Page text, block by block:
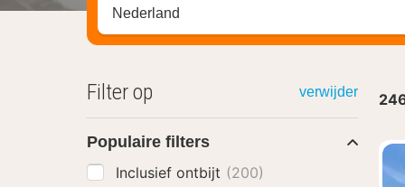
Zoek op hotel, regio of stad
Filter op verwijder
Populaire filters
Inclusief ontbijt (200)